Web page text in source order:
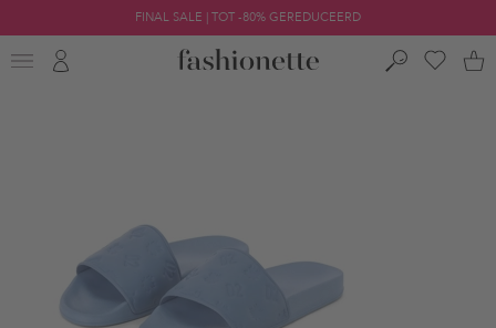
FINAL SALE | TOT -80% GEREDUCEERD